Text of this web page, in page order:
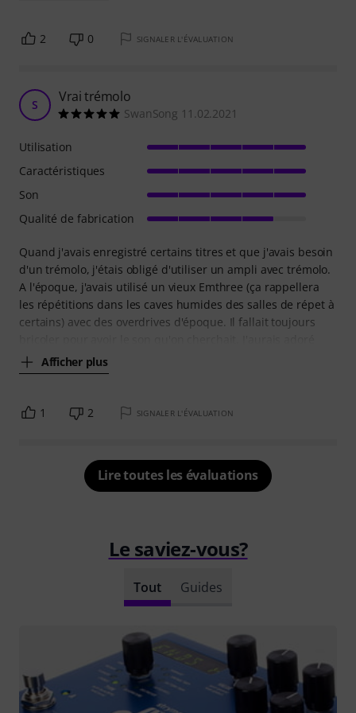
2 0 SIGNALER L'ÉVALUATION
S Vrai trémolo
SwanSong 11.02.2021
Quand j'avais enregistré certains titres et que j'avais besoin
d'un trémolo, j'étais obligé d'utiliser un ampli avec trémolo.
A l'époque, j'avais utilisé un vieux Emthree (ça rappellera
les répétitions dans les caves humides des salles de répet à
certains) avec des overdrives d'époque. Il fallait toujours
Afficher plus
Utilisation
Caractéristiques
Son
Qualité de fabrication
1 2 SIGNALER L'ÉVALUATION
Lire toutes les évaluations
Le saviez-vous?
Tout Guides